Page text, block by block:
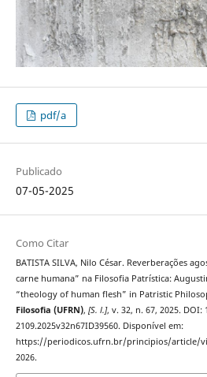
pdf/a
Publicado
07-05-2025
Como Citar
BATISTA SILVA, Nilo César. Reverberações
carne humana” na Filosofia Patrística:
“theology of human flesh” in Patristic
Filosofia (UFRN), [S. l.], v. 32, n. 67, 2025. DOI:
2109.2025v32n67ID39560. Disponível em:
https://periodicos.ufrn.br/principios/article/
2026.